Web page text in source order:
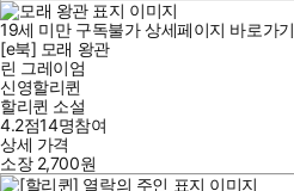
19세 미만 구독불가 상세페이지 바로가기
[e북] 모래 왕관
린 그레이엄
신영할리퀸
할리퀸 소설
4.2점14명참여
상세 가격
소장 2,700원